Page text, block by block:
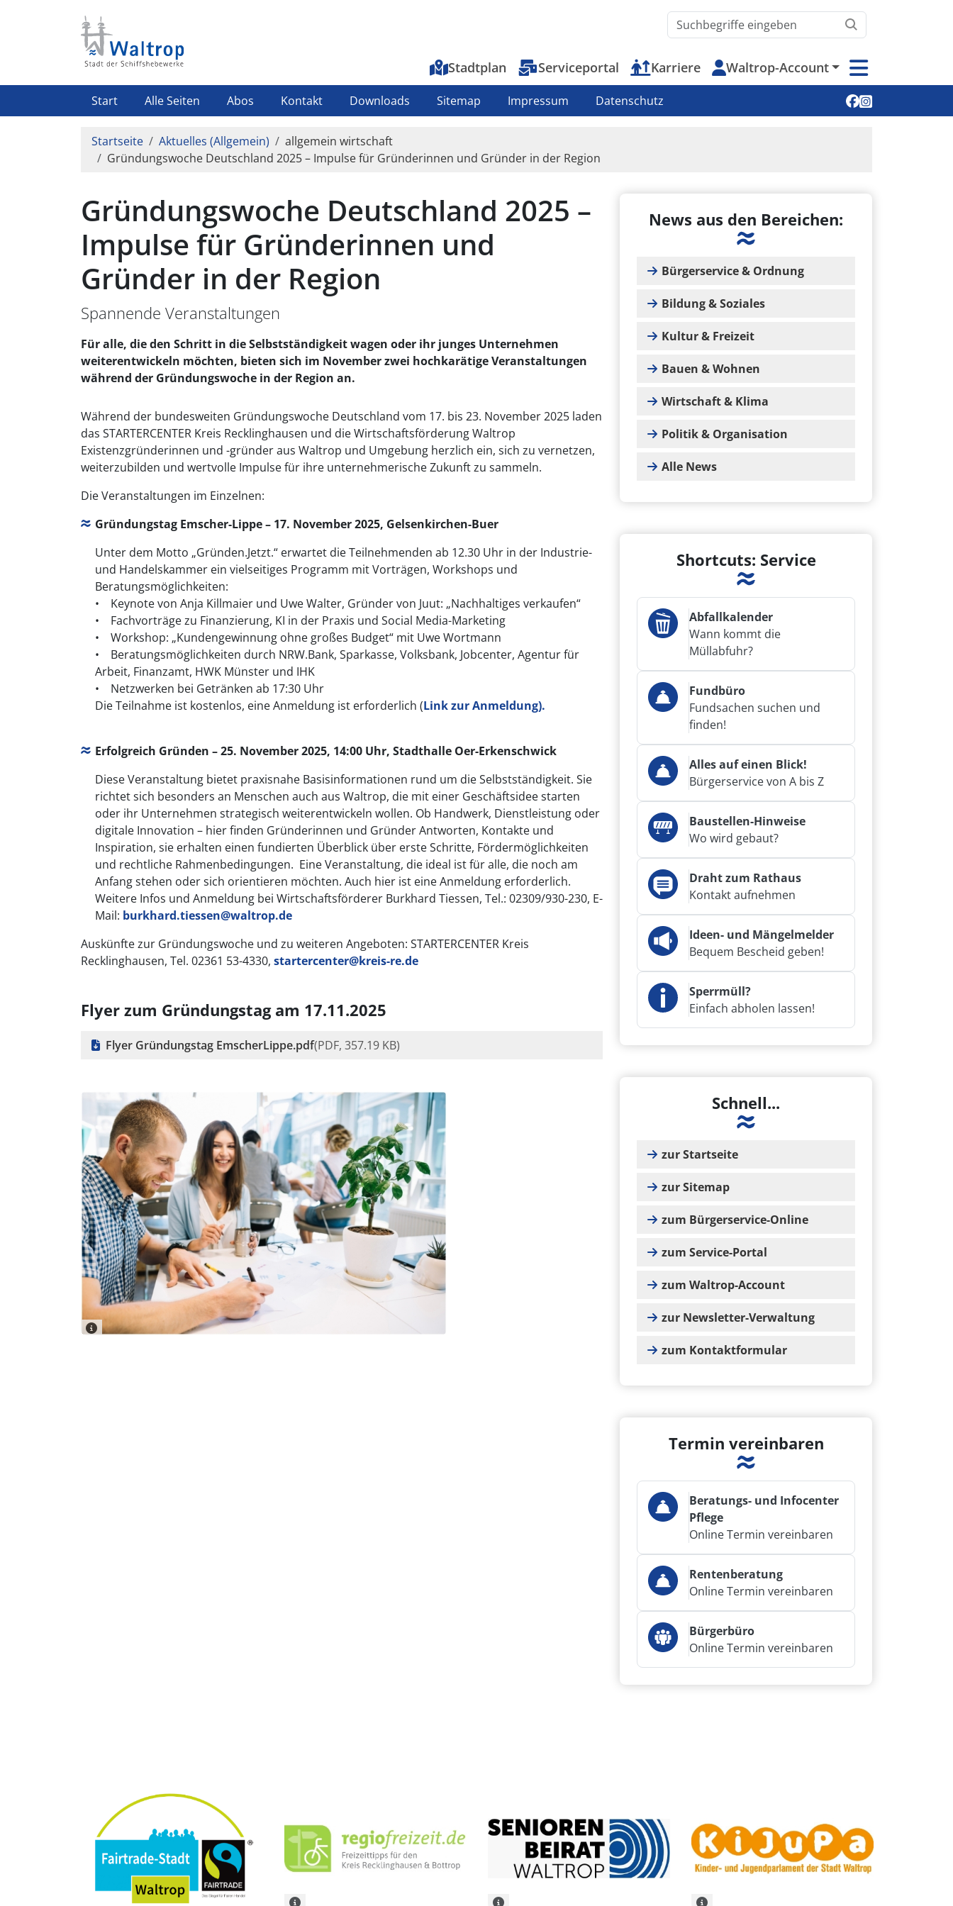
Waltrop.de durchsuchen
Top-Menu
Stadtplan Serviceportal Karriere Waltrop-Account
Highlight Menü
Start Alle Seiten Abos Kontakt Downloads Sitemap Impressum Datenschutz Soziale Medien
Pfadnavigation
Startseite Aktuelles (Allgemein)
allgemein wirtschaft
Gründungswoche Deutschland 2025 – Impulse für Gründerinnen und Gründer in der Region
Gründungswoche Deutschland 2025 –
Impulse für Gründerinnen und
Gründer in der Region
Spannende Veranstaltungen
Für alle, die den Schritt in die Selbstständigkeit wagen oder ihr junges Unternehmen
weiterentwickeln möchten, bieten sich im November zwei hochkarätige Veranstaltungen
während der Gründungswoche in der Region an.
Während der bundesweiten Gründungswoche Deutschland vom 17. bis 23. November 2025 laden
das STARTERCENTER Kreis Recklinghausen und die Wirtschaftsförderung Waltrop
Existenzgründerinnen und -gründer aus Waltrop und Umgebung herzlich ein, sich zu vernetzen,
weiterzubilden und wertvolle Impulse für ihre unternehmerische Zukunft zu sammeln.
Die Veranstaltungen im Einzelnen:
Gründungstag Emscher-Lippe – 17. November 2025, Gelsenkirchen-Buer
Unter dem Motto „Gründen.Jetzt.“ erwartet die Teilnehmenden ab 12.30 Uhr in der Industrie-
und Handelskammer ein vielseitiges Programm mit Vorträgen, Workshops und
Beratungsmöglichkeiten:
• Keynote von Anja Killmaier und Uwe Walter, Gründer von Juut: „Nachhaltiges verkaufen“
• Fachvorträge zu Finanzierung, KI in der Praxis und Social Media-Marketing
• Workshop: „Kundengewinnung ohne großes Budget“ mit Uwe Wortmann
• Beratungsmöglichkeiten durch NRW.Bank, Sparkasse, Volksbank, Jobcenter, Agentur für
Arbeit, Finanzamt, HWK Münster und IHK
• Netzwerken bei Getränken ab 17:30 Uhr
Die Teilnahme ist kostenlos, eine Anmeldung ist erforderlich (Link zur Anmeldung).
Erfolgreich Gründen – 25. November 2025, 14:00 Uhr, Stadthalle Oer-Erkenschwick
Diese Veranstaltung bietet praxisnahe Basisinformationen rund um die Selbstständigkeit. Sie
richtet sich besonders an Menschen auch aus Waltrop, die mit einer Geschäftsidee starten
oder ihr Unternehmen strategisch weiterentwickeln wollen. Ob Handwerk, Dienstleistung oder
digitale Innovation – hier finden Gründerinnen und Gründer Antworten, Kontakte und
Inspiration, sie erhalten einen fundierten Überblick über erste Schritte, Fördermöglichkeiten
und rechtliche Rahmenbedingungen. Eine Veranstaltung, die ideal ist für alle, die noch am
Anfang stehen oder sich orientieren möchten. Auch hier ist eine Anmeldung erforderlich.
Weitere Infos und Anmeldung bei Wirtschaftsförderer Burkhard Tiessen, Tel.: 02309/930-230, E-
Mail: burkhard.tiessen@waltrop.de
Auskünfte zur Gründungswoche und zu weiteren Angeboten: STARTERCENTER Kreis
Recklinghausen, Tel. 02361 53-4330, startercenter@kreis-re.de
Flyer zum Gründungstag am 17.11.2025
Flyer Gründungstag EmscherLippe.pdf(PDF, 357.19 KB)
News aus den Bereichen:
Bürgerservice & Ordnung
Bildung & Soziales
Kultur & Freizeit
Bauen & Wohnen
Wirtschaft & Klima
Politik & Organisation
Alle News
Shortcuts: Service
Abfallkalender
Wann kommt die
Müllabfuhr?
Fundbüro
Fundsachen suchen und
finden!
Alles auf einen Blick!
Bürgerservice von A bis Z
Baustellen-Hinweise
Wo wird gebaut?
Draht zum Rathaus
Kontakt aufnehmen
Ideen- und Mängelmelder
Bequem Bescheid geben!
Sperrmüll?
Einfach abholen lassen!
Schnell...
zur Startseite
zur Sitemap
zum Bürgerservice-Online
zum Service-Portal
zum Waltrop-Account
zur Newsletter-Verwaltung
zum Kontaktformular
Termin vereinbaren
Beratungs- und Infocenter
Pflege
Online Termin vereinbaren
Rentenberatung
Online Termin vereinbaren
Bürgerbüro
Online Termin vereinbaren